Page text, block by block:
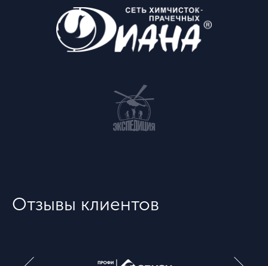
Отзывы клиентов